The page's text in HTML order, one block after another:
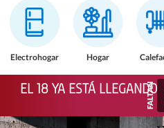
Electrohogar Hogar
EL 18 YA ESTÁ LLEGANDO